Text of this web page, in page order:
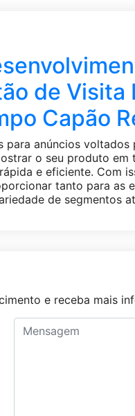
de Visita
Capão
para anúncios
o seu produto em
e eficiente. Com
tanto para as
de segmentos
e receba mais